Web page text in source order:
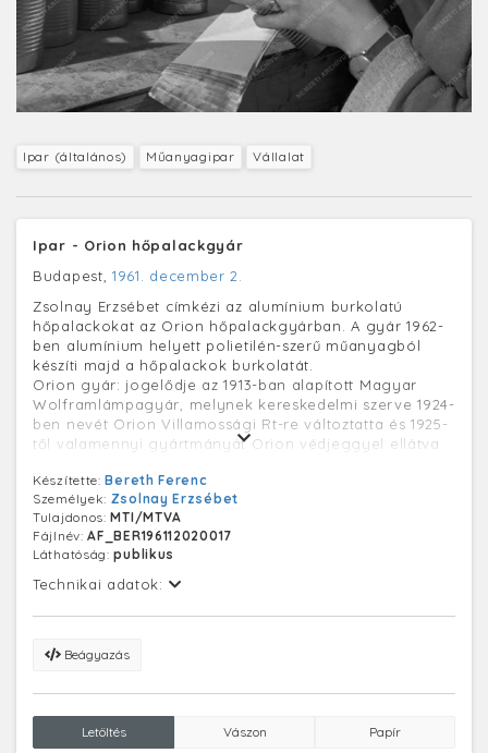
Ipar (általános) Műanyagipar Vállalat
Ipar - Orion hőpalackgyár
Budapest, 1961. december 2.
Zsolnay Erzsébet címkézi az alumínium burkolatú
hőpalackokat az Orion hőpalackgyárban. A gyár 1962-
ben alumínium helyett polietilén-szerű műanyagból
készíti majd a hőpalackok burkolatát.
Orion gyár: jogelődje az 1913-ban alapított Magyar
Wolframlámpagyár, melynek kereskedelmi szerve 1924-
ben nevét Orion Villamossági Rt-re változtatta és 1925-
től valamennyi gyártmányát Orion védjeggyel ellátva
50-es években pedig a televíziók gyártását. Emellett
tervezett és gyártott mikrohullámú telekommunikációs
rendszereket is. 1939-ben A vállalat profilbővítés hajtott
végre és hőpalackokat, orvosi üvegáruk gyártását
kezdte meg. 1947-től Orion Rádió és Villamossági
Vállalat, 1948-ban államosították. 1951-ben a
Jászberényi úti telephelyre költözött. 1991-ben
Készítette:Bereth Ferenc
Személyek: Zsolnay Erzsébet
Tulajdonos:MTI/MTVA
Fájlnév:AF_BER196112020017
Láthatóság:publikus
Technikai adatok:
Beágyazás
Letöltés Vászon Papír